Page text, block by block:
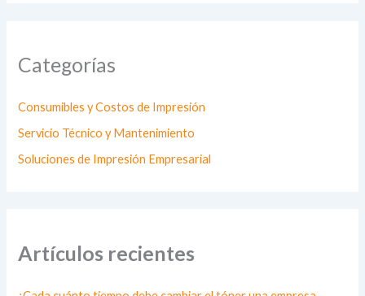
Categorías
Consumibles y Costos de Impresión
Servicio Técnico y Mantenimiento
Soluciones de Impresión Empresarial
Artículos recientes